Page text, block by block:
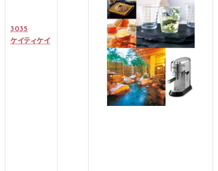
3035
ケイティケイ